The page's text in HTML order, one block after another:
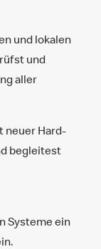
und lokalen
und
aller
neuer Hard-
begleitest
Systeme ein